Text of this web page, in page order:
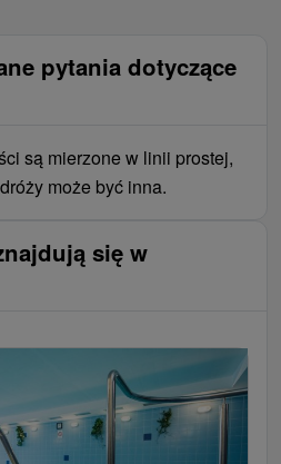
pytania dotyczące
są mierzone w linii prostej,
może być inna.
się w